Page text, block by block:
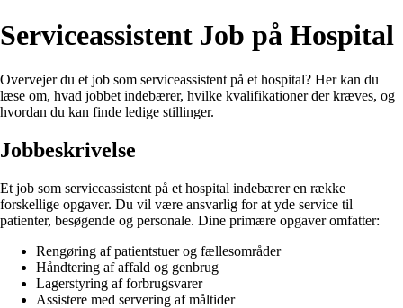
Serviceassistent Job på Hospital
Overvejer du et job som serviceassistent på et hospital? Her kan du
læse om, hvad jobbet indebærer, hvilke kvalifikationer der kræves, og
hvordan du kan finde ledige stillinger.
Jobbeskrivelse
Et job som serviceassistent på et hospital indebærer en række
forskellige opgaver. Du vil være ansvarlig for at yde service til
patienter, besøgende og personale. Dine primære opgaver omfatter:
Rengøring af patientstuer og fællesområder
Håndtering af affald og genbrug
Lagerstyring af forbrugsvarer
Assistere med servering af måltider